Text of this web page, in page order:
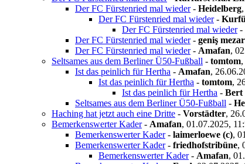
Der FC Fürstenried mal wieder- Heidelberg,
Der FC Fürstenried mal wieder-
Der FC Fürstenried mal wieder-
Der FC Fürstenried mal wieder- geniş
Der FC Fürstenried mal wieder- Amafan,
Seltsames aus dem Berliner Ü50-Fußball - tomtom,
Ist das peinlich für Hertha - Amafan,
Ist das peinlich für Hertha - tomtom,
Ist das peinlich für Hertha - Bert
Seltsames aus dem Berliner Ü50-Fußball -
Haching hat jetzt auch eine Dritte - Vorstädter,
Bemerkenswerter Kader- Amafan, 01.07.2025,
Bemerkenswerter Kader- laimerloewe (c),
Bemerkenswerter Kader- friedhofstribüne,
Bemerkenswerter Kader- Amafan,